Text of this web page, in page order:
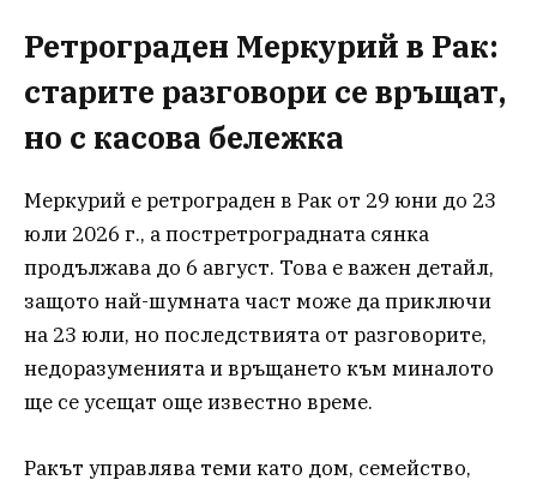
Ретрограден Меркурий в Рак:
старите разговори се връщат,
но с касова бележка
Меркурий е ретрограден в Рак от 29 юни до 23
юли 2026 г., а постретроградната сянка
продължава до 6 август. Това е важен детайл,
защото най-шумната част може да приключи
на 23 юли, но последствията от разговорите,
недоразуменията и връщането към миналото
ще се усещат още известно време.
Ракът управлява теми като дом, семейство,